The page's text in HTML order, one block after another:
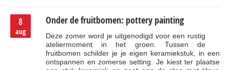
Onder de fruitbomen: pottery painting
Deze zomer word je uitgenodigd voor een rustig
ateliermoment in het groen. Tussen de
fruitbomen schilder je je eigen keramiekstuk, in een
ontspannen en zomerse setting. Je kiest ter plaatse
8
aug